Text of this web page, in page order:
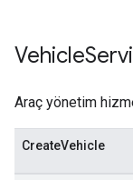
Vehicle
Araç yönetim
CreateVehicle